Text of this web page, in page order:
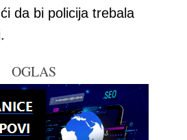
da bi policija trebala
OGLAS